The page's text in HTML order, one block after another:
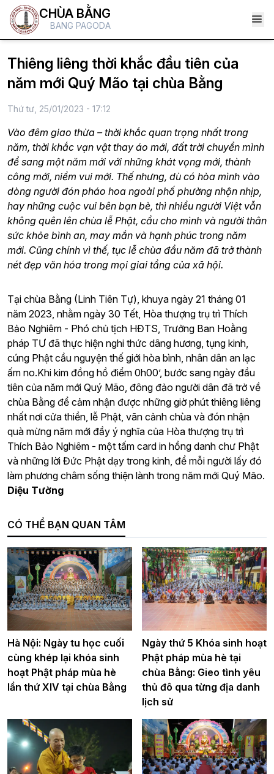
CHÙA BẰNG
BANG PAGODA
Thiêng liêng thời khắc đầu tiên của
năm mới Quý Mão tại chùa Bằng
Thứ tư, 25/01/2023 - 17:12
Vào đêm giao thừa – thời khắc quan trọng nhất trong
năm, thời khắc vạn vật thay áo mới, đất trời chuyển mình
để sang một năm mới với những khát vọng mới, thành
công mới, niềm vui mới. Thế nhưng, dù có hòa mình vào
dòng người đón pháo hoa ngoài phố phường nhộn nhịp,
hay những cuộc vui bên bạn bè, thì nhiều người Việt vẫn
không quên lên chùa lễ Phật, cầu cho mình và người thân
sức khỏe bình an, may mắn và hạnh phúc trong năm
mới. Cũng chính vì thế, tục lễ chùa đầu năm đã trở thành
nét đẹp văn hóa trong mọi giai tầng của xã hội.
Tại chùa Bằng (Linh Tiên Tự), khuya ngày 21 tháng 01
năm 2023, nhằm ngày 30 Tết, Hòa thượng trụ trì Thích
Bảo Nghiêm - Phó chủ tịch HĐTS, Trưởng Ban Hoằng
pháp TƯ đã thực hiện nghi thức dâng hương, tụng kinh,
cúng Phật cầu nguyện thế giới hòa bình, nhân dân an lạc
ấm no.Khi kim đồng hồ điểm 0h00’, bước sang ngày đầu
tiên của năm mới Quý Mão, đông đảo người dân đã trở về
chùa Bằng để cảm nhận được những giờ phút thiêng liêng
nhất nơi cửa thiền, lễ Phật, vãn cảnh chùa và đón nhận
quà mừng năm mới đầy ý nghĩa của Hòa thượng trụ trì
Thích Bảo Nghiêm - một tấm card in hồng danh chư Phật
và những lời Đức Phật dạy trong kinh, để mỗi người lấy đó
làm phương châm sống thiện lành trong năm mới Quý Mão.
Diệu Tường
CÓ THỂ BẠN QUAN TÂM
Hà Nội: Ngày tu học cuối
cùng khép lại khóa sinh
hoạt Phật pháp mùa hè
lần thứ XIV tại chùa Bằng
Ngày thứ 5 Khóa sinh hoạt
Phật pháp mùa hè tại
chùa Bằng: Gieo tình yêu
thủ đô qua từng địa danh
lịch sử